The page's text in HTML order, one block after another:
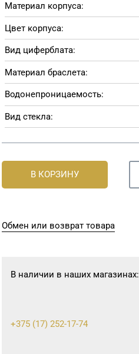
Материал корпуса:
Цвет корпуса:
Вид циферблата:
Материал браслета:
Водонепроницаемость:
Вид стекла:
В КОРЗИНУ
Обмен или возврат товара
В наличии в наших магазинах:
+375 (17) 252-17-74